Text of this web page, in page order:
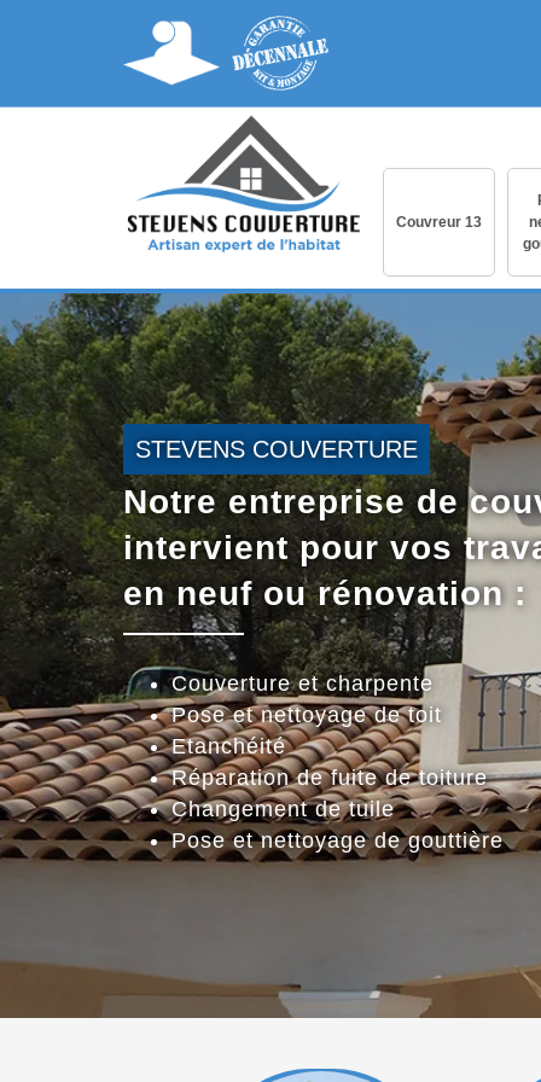
Couvreur 13
STEVENS COUVERTURE
Notre entreprise de
intervient pour vos
en neuf ou rénovation :
Couverture et charpente
Pose et nettoyage de toit
Etanchéité
Réparation de fuite de toiture
Changement de tuile
Pose et nettoyage de gouttière